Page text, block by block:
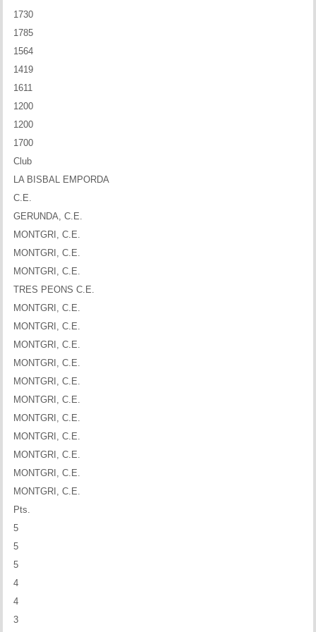
1730
1785
1564
1419
1611
1200
1200
1700
Club
LA BISBAL EMPORDA
C.E.
GERUNDA, C.E.
MONTGRI, C.E.
MONTGRI, C.E.
MONTGRI, C.E.
TRES PEONS C.E.
MONTGRI, C.E.
MONTGRI, C.E.
MONTGRI, C.E.
MONTGRI, C.E.
MONTGRI, C.E.
MONTGRI, C.E.
MONTGRI, C.E.
MONTGRI, C.E.
MONTGRI, C.E.
MONTGRI, C.E.
MONTGRI, C.E.
Pts.
5
5
5
4
4
3